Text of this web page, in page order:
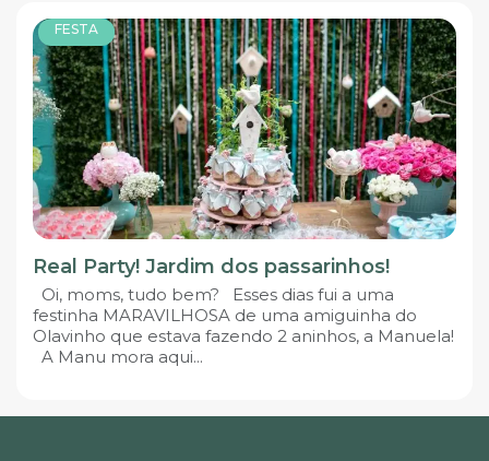
FESTA
Real Party! Jardim dos passarinhos!
Oi, moms, tudo bem? Esses dias fui a uma
festinha MARAVILHOSA de uma amiguinha do
Olavinho que estava fazendo 2 aninhos, a Manuela!
A Manu mora aqui...